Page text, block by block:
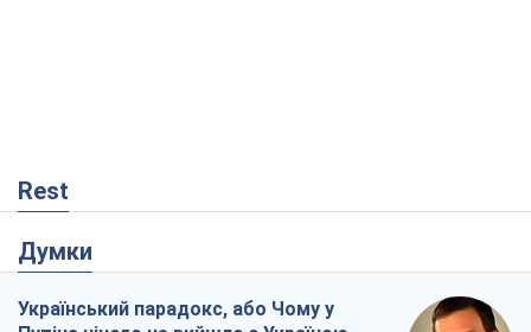
Rest
Думки
Український парадокс, або Чому у